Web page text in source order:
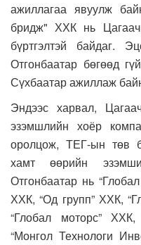
ажиллагаа явуулж
бридж" ХХК нь
бүртгэлтэй байдаг.
Отгонбаатар бөгөөд
Сүхбаатар ажиллаж
Эндээс харвал,
эзэмшлийн хоёр
оролцож, ТЕГ-ын төв
хамт өөрийн
Отгонбаатар нь
ХХК, “Од групп” ХХК,
“Глобал моторс”
“Монгол Технологи